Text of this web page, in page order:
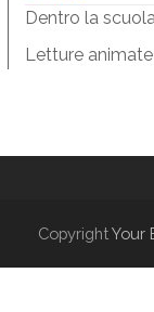
Dentro la
Letture
CopyrightYour